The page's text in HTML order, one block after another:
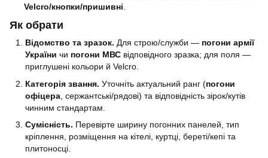
Velcro/кнопки/пришивні
Як обрати
Відомство та зразок. Для строю/служби — погони армії
України чи погони МВС відповідного зразка; для поля —
приглушені кольори й Velcro.
Категорія звання. Уточніть актуальний ранг (погони
офіцера , сержантські/рядові) та відповідність зірок/кутів
чинним стандартам.
Сумісність. Перевірте ширину погонних панелей, тип
кріплення, розміщення на кітелі, куртці, береті/кепі та
плитоносці.